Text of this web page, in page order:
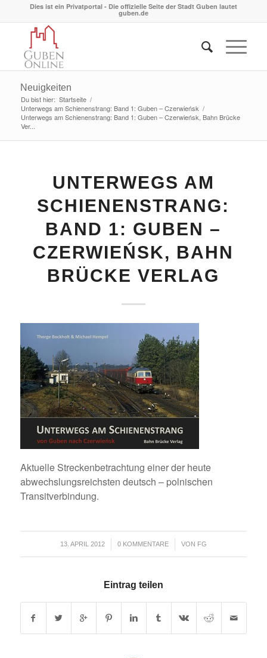
Dies ist ein Privatportal - Die offizielle Seite der Stadt Guben lautet
guben.de
Neuigkeiten
Du bist hier: Startseite /
Unterwegs am Schienenstrang: Band 1: Guben – Czerwieńsk /
Unterwegs am Schienenstrang: Band 1: Guben – Czerwieńsk, Bahn Brücke
Ver...
UNTERWEGS AM
SCHIENENSTRANG:
BAND 1: GUBEN –
CZERWIEŃSK, BAHN
BRÜCKE VERLAG
Aktuelle Streckenbetrachtung einer der heute
abwechslungsreichsten deutsch – polnischen
Transitverbindung.
13. APRIL 2012
/ 0 KOMMENTARE
/ VON FG
Eintrag teilen